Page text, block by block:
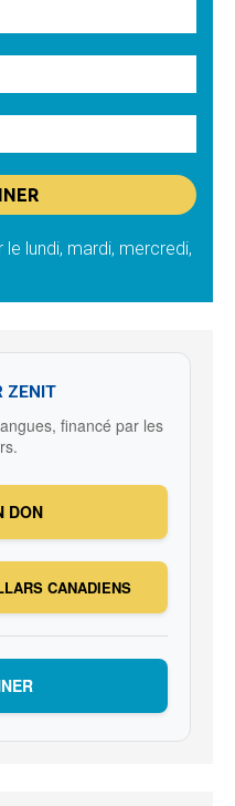
lundi, mardi, mercredi,
ZENIT
financé par les
DON
CANADIENS